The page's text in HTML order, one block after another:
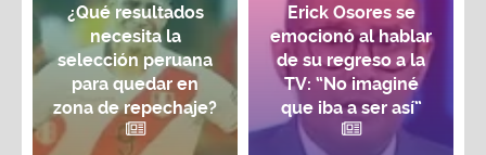
¿Qué resultados
necesita la
selección peruana
para quedar en
zona de repechaje?
Erick Osores se
emocionó al hablar
de su regreso a la
TV: “No imaginé
que iba a ser así”